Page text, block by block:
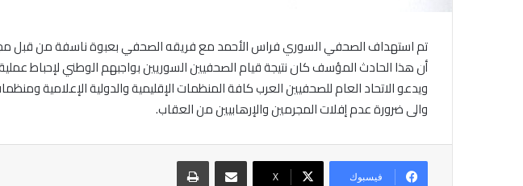
تم استهداف الصحفي السوري فراس الأحمد مع فريقه الصحفي بعبوة ناسفة من قبل
أن هذا الحادث المؤسف كان نتيجة قيام الصحفيين السوريين بواجبهم الوطني لإحباط
ويدعو الاتحاد العام للصحفيين العرب كافة المنظمات الإقليمية والدولية الإعلامية
والى ضرورة عدم إفلات المجرمين والإرهابيين من العقاب.
فيسبوك X
مشاركة عبر البريد طباعة